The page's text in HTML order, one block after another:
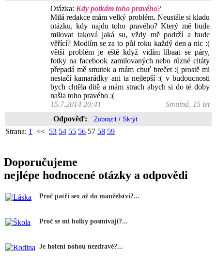
Otázka: Kdy potkám toho pravého?
Milá redakce mám velký problém. Neustále si kladu
otázku, kdy najdu toho pravého? Který mě bude
milovat taková jaká su, vždy mě podrží a bude
věřící? Modlím se za to půl roku každý den a nic :(
větší problém je eště když vidím líbaat se páry,
fotky na facebook zamilovaných nebo různé citáty
přepadá mě smutek a mám chuť brečet :( prostě mi
nestačí kamarádky ani ta nejlepší :( v budoucnosti
bych chtěla dítě a mám strach abych si do té doby
našla toho pravého :(
15.7.2014 20:41
Smutná, 15 let
Odpověď:
Strana: 1 << 53 54 55 56 57 58 59
Doporučujeme
nejlépe hodnocené otázky a odpovědi
Proč patří sex až do manželství?...
Proč se mi holky posmívají?...
Je holení nohou nezdravé?...